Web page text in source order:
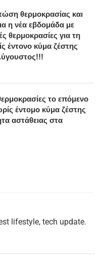
θερμοκρασίας και
η νέα εβδομάδα με
θερμοκρασίες για τη
έντονο κύμα ζέστης
το επόμενο
έντομο κύμα ζέστης
αστάθειας στα
lifestyle, tech update.